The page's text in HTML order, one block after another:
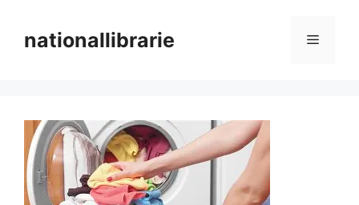
contentnationallibrarie Menu